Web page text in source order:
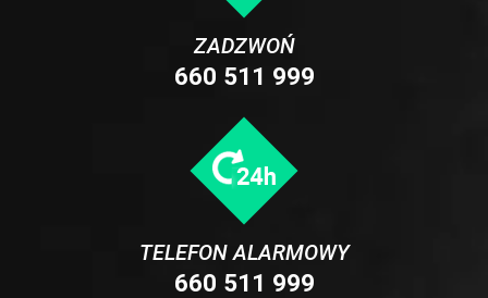
ZADZWOŃ
660 511 999
TELEFON ALARMOWY
660 511 999